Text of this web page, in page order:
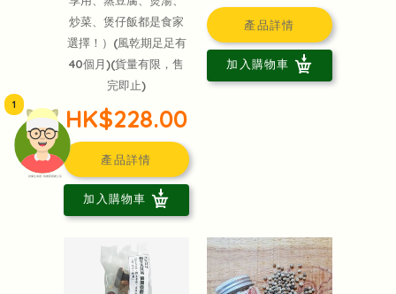
頭像生成器: 快樂家庭網上店
1
炒菜、煲仔飯都是食家
選擇！）(風乾期足足有
40個月)(貨量有限，售
完即止)
HK$228.00
產品詳情
加入購物車
產品詳情
加入購物車